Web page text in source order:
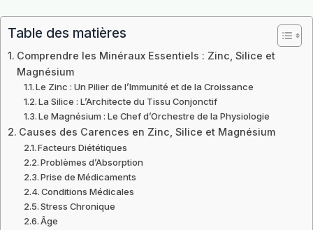
Table des matières
Comprendre les Minéraux Essentiels : Zinc, Silice et
Magnésium
Le Zinc : Un Pilier de l’Immunité et de la Croissance
La Silice : L’Architecte du Tissu Conjonctif
Le Magnésium : Le Chef d’Orchestre de la Physiologie
Causes des Carences en Zinc, Silice et Magnésium
Facteurs Diététiques
Problèmes d’Absorption
Prise de Médicaments
Conditions Médicales
Stress Chronique
Âge